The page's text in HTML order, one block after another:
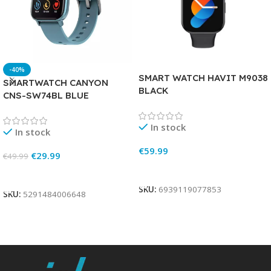
-40%
SMARTWATCH CANYON
CNS-SW74BL BLUE
In stock
€49.99 €29.99
SKU: 5291484006648
SMART WATCH HAVIT M9038
BLACK
In stock
€59.99
SKU: 6939119077853